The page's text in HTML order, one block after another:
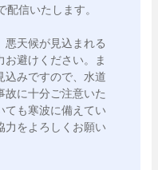
配信いたします。
悪天候が見込まれる
避けください。ま
込みですので、水道
故に十分ご注意いた
ても寒波に備えてい
力をよろしくお願い